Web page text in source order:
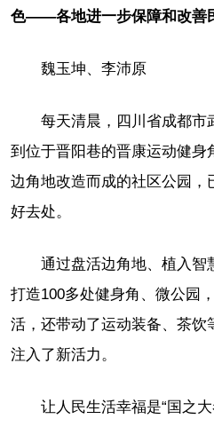
色——各地进一步保障和改善
魏玉坤、李沛原
每天清晨，四川省成都市
到位于晋阳巷的晋康运动健身
边角地改造而成的社区公园，
好去处。
通过盘活边角地、植入智
打造100多处健身角、微公园
活，还带动了运动装备、茶饮
注入了新活力。
让人民生活幸福是“国之